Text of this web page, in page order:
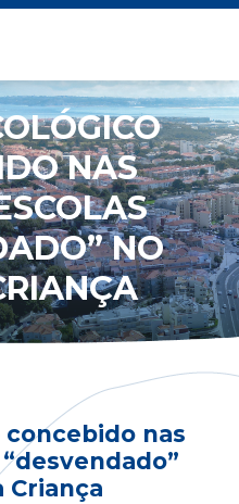
NAS
NO
concebido nas
Criança